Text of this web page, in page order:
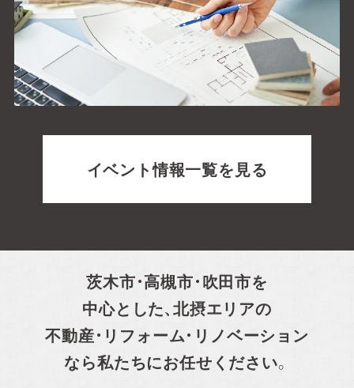
イベント情報一覧を見る
茨木市・高槻市・吹田市を
中心とした、 北摂エリアの
不動産・リフォーム・リノベーション
なら私たちにお任せください。